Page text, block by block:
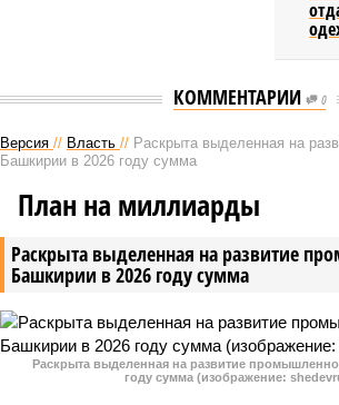
КОММЕНТАРИИ 0
Версия // Власть // Раскрыта выделенная на
Башкирии в 2026 году сумма
Раскрыта выделенная на развитие
Башкирии в 2026 году сумма
План на миллиарды
Раскрыта выделенная на развитие
году сумма (изображение: